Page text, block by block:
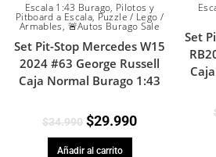
Escala 1:43 Burago, Pilotos y
Pitboard a Escala, Puzzle / Lego /
Armables, 🚨Autos Burago Sale
Set Pit-Stop Mercedes W15
2024 #63 George Russell
Caja Normal Burago 1:43
$34.990 $29.990
Añadir al carrito
Set